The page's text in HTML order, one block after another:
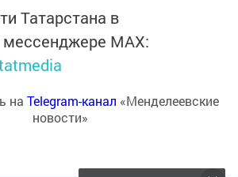
Татарстана в
MАХ:
на Telegram-канал «Менделеевские
новости»